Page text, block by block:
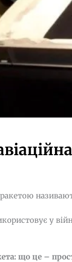
у
що це –